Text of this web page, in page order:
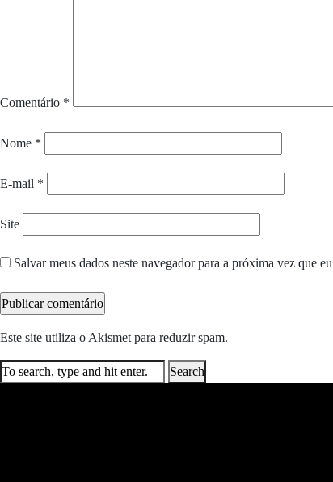
Comentário *
Nome *
E-mail *
Site
Salvar meus dados neste navegador para a próxima vez que
Este site utiliza o Akismet para reduzir spam.
Search